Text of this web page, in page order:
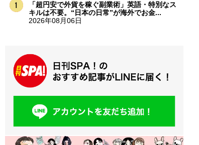
「超円安で外貨を稼ぐ副業術」英語・特別なス
キルは不要。“日本の日常”が海外でお金...
2026年08月06日